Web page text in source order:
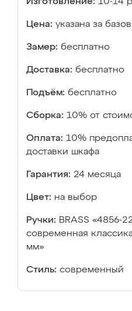
Цена: указана за
Замер: бесплатно
Доставка: бесплатно
Подъём: бесплатно
Сборка: 10% от
Оплата: 10%
доставки шкафа
Гарантия: 24 месяца
Цвет: на выбор
Ручки: BRASS «4856-
современная
мм»
Стиль: современный